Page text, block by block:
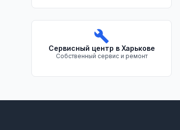
Сервисный центр в Харькове
Собственный сервис и ремонт